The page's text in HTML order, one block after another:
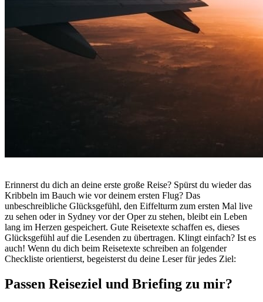
Erinnerst du dich an deine erste große Reise? Spürst du wieder das
Kribbeln im Bauch wie vor deinem ersten Flug? Das
unbeschreibliche Glücksgefühl, den Eiffelturm zum ersten Mal live
zu sehen oder in Sydney vor der Oper zu stehen, bleibt ein Leben
lang im Herzen gespeichert. Gute Reisetexte schaffen es, dieses
Glücksgefühl auf die Lesenden zu übertragen. Klingt einfach? Ist es
auch! Wenn du dich beim Reisetexte schreiben an folgender
Checkliste orientierst, begeisterst du deine Leser für jedes Ziel:
Passen Reiseziel und Briefing zu mir?